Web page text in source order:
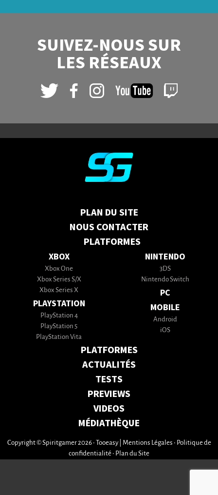
SUIVEZ-NOUS SUR
LES RÉSEAUX
PLAN DU SITE
NOUS CONTACTER
PLATFORMES
XBOX
Xbox One
Xbox Series S/X
Xbox Series X
PLAYSTATION
PlayStation 4
PlayStation 5
PlayStation Vita
NINTENDO
3DS
Nintendo Switch
PC
MOBILE
Android
iOS
PLATFORMES
ACTUALITÉS
TESTS
PREVIEWS
VIDEOS
MÉDIATHÈQUE
Copyright © Spiritgamer 2026 • Tooeasy Mentions Légales • Politique de
confidentialité • Plan du Site